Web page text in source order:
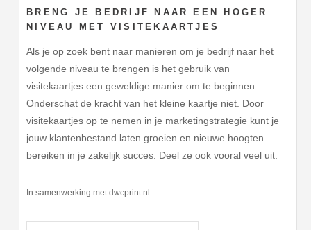
BRENG JE BEDRIJF NAAR EEN HOGER
NIVEAU MET VISITEKAARTJES
Als je op zoek bent naar manieren om je bedrijf naar het
volgende niveau te brengen is het gebruik van
visitekaartjes een geweldige manier om te beginnen.
Onderschat de kracht van het kleine kaartje niet. Door
visitekaartjes op te nemen in je marketingstrategie kunt je
jouw klantenbestand laten groeien en nieuwe hoogten
bereiken in je zakelijk succes. Deel ze ook vooral veel uit.
In samenwerking met dwcprint.nl